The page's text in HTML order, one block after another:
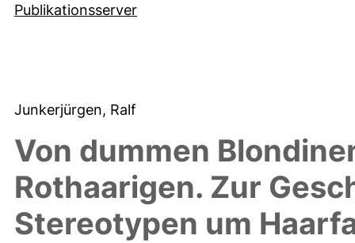
Publikationsserver
Junkerjürgen, Ralf
Von dummen
Rothaarigen. Zur
Stereotypen um